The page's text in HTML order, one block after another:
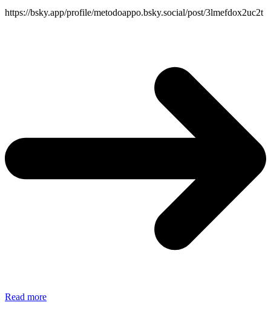
Sapri
https://bsky.app/profile/metodoappo.bsky.social/post/3lmefdox2uc2t
Read moreIntervento